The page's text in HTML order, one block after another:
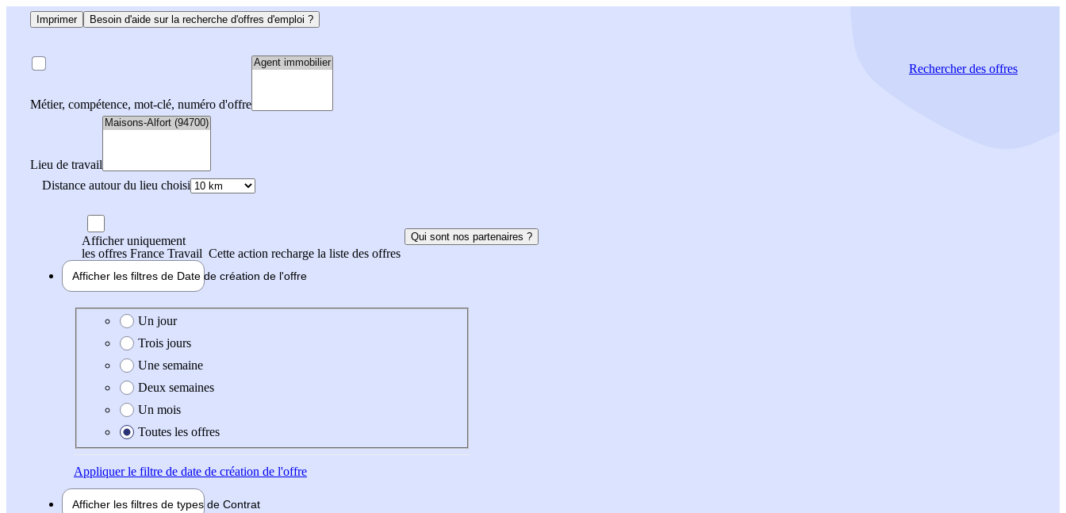
Imprimer Besoin d'aide sur la recherche d'offres d'emploi ?
Métier, compétence, mot-clé, numéro d'offre
Lieu de travail
Distance autour du lieu choisi
Rechercherdes offres
Afficher uniquement
les offres France Travail Cette action recharge la liste des offres
Qui sont nos partenaires ?
Afficher les filtres de Date de création de l'offre
Date de création de l'offre
Un jour
Trois jours
Une semaine
Deux semaines
Un mois
Toutes les offres
Appliquerle filtre de date de création de l'offre
Afficher les filtres de types de Contrat